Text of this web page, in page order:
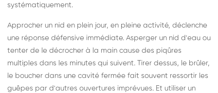
systématiquement.
Approcher un nid en plein jour, en pleine activité, déclenche
une réponse défensive immédiate. Asperger un nid d'eau ou
tenter de le décrocher à la main cause des piqûres
multiples dans les minutes qui suivent. Tirer dessus, le brûler,
le boucher dans une cavité fermée fait souvent ressortir les
guêpes par d'autres ouvertures imprévues. Et utiliser un